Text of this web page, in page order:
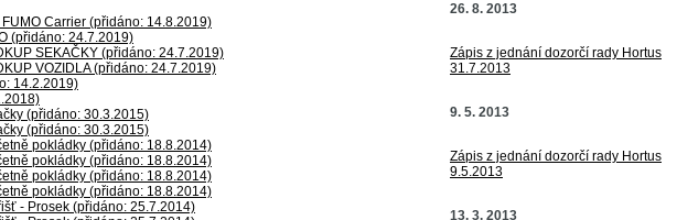
Carrier (přidáno: 14.8.2019)
(přidáno: 24.7.2019)
SEKAČKY (přidáno: 24.7.2019)
VOZIDLA (přidáno: 24.7.2019)
14.2.2019)
(přidáno: 30.3.2015)
(přidáno: 30.3.2015)
pokládky (přidáno: 18.8.2014)
pokládky (přidáno: 18.8.2014)
pokládky (přidáno: 18.8.2014)
pokládky (přidáno: 18.8.2014)
- Prosek (přidáno: 25.7.2014)
26. 8. 2013
Zápis z jednání dozorčí rady Hortus
31.7.2013
9. 5. 2013
Zápis z jednání dozorčí rady Hortus
9.5.2013
13. 3. 2013